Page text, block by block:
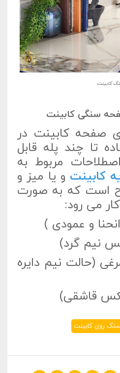
کابینت
سنگی کابینت
صفحه کابینت در
تا چند پله قابل
مربوط به
کابینت و یا میز و
است که به صورت
می رود:
و عمودی )
نیم گرد)
(حالت نیم دایره
قاشقی)
روی کابینت